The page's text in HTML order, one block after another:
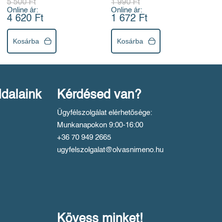
5 500 Ft
Online ár:
4 620 Ft
Kosárba
1 990 Ft
Online ár:
1 672 Ft
Kosárba
Kérdésed van?
Ügyfélszolgálat elérhetősége:
Munkanapokon 9:00-16:00
+36 70 949 2665
ugyfelszolgalat@olvasnimeno.hu
Kövess minket!